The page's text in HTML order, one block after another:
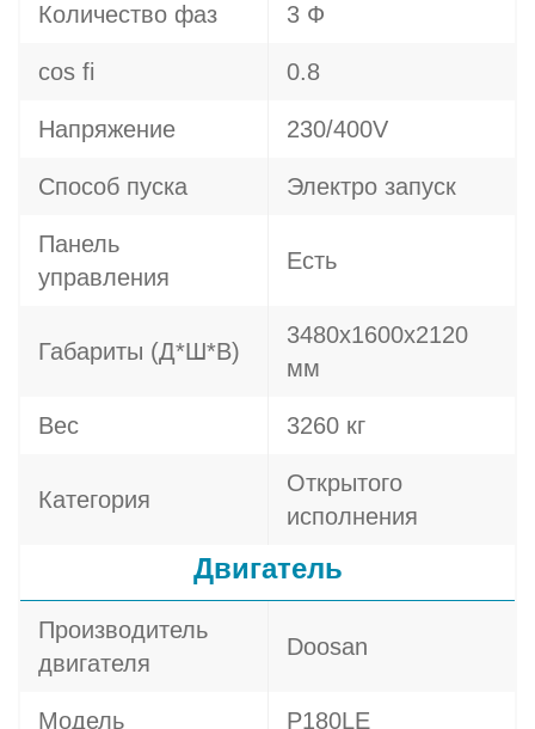
Количество фаз 3 Ф
cos fi 0.8
Напряжение 230/400V
Способ пуска Электро запуск
Панель
управления
Есть
Габариты (Д*Ш*В)
3480х1600х2120
мм
Вес 3260 кг
Категория
Открытого
исполнения
Двигатель
Производитель
двигателя
Doosan
Модель P180LE